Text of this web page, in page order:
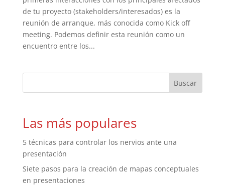
de tu proyecto (stakeholders/interesados) es la
reunión de arranque, más conocida como Kick off
meeting. Podemos definir esta reunión como un
encuentro entre los...
Las más populares
5 técnicas para controlar los nervios ante una
presentación
Siete pasos para la creación de mapas conceptuales
en presentaciones